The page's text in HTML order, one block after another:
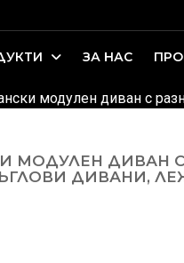
ЗА НАС
модулен диван с
МОДУЛЕН ДИВАН
ДИВАНИ,